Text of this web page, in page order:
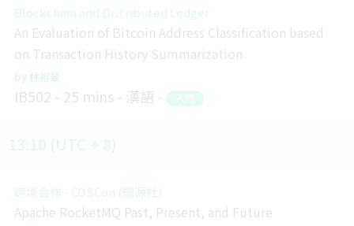
Blockchain and Distributed Ledger
An Evaluation of Bitcoin Address Classification based
on Transaction History Summarization
林裕景
IB502 25 mins 漢語 入門
跨境合作 - COSCon (開源社)
Apache RocketMQ Past, Present, and Future